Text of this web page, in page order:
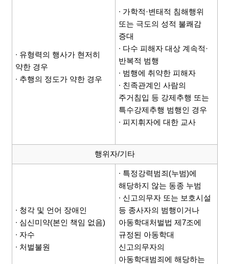
∙ 유형력의 행사가 현저히
약한 경우
∙ 추행의 정도가 약한 경우
∙ 가학적·변태적 침해행위
또는 극도의 성적 불쾌감
증대
∙ 다수 피해자 대상 계속적·
반복적 범행
∙ 범행에 취약한 피해자
∙ 친족관계인 사람의
주거침입 등 강제추행 또는
특수강제추행 범행인 경우
∙ 피지휘자에 대한 교사
행위자/기타
∙ 청각 및 언어 장애인
∙ 심신미약(본인 책임 없음)
∙ 자수
∙ 처벌불원
∙ 특정강력범죄(누범)에
해당하지 않는 동종 누범
∙ 신고의무자 또는 보호시설
등 종사자의 범행이거나
아동학대처벌법 제7조에
규정된 아동학대
신고의무자의
아동학대범죄에 해당하는